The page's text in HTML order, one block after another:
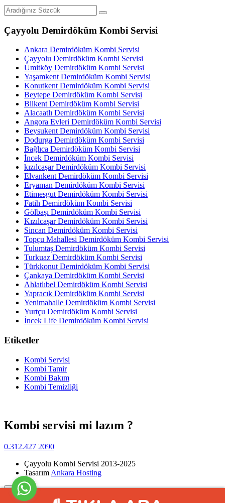
Çayyolu Demirdöküm Kombi Servisi
Ankara Demirdöküm Kombi Servisi
Çayyolu Demirdöküm Kombi Servisi
Ümitköy Demirdöküm Kombi Servisi
Yaşamkent Demirdöküm Kombi Servisi
Konutkent Demirdöküm Kombi Servisi
Beytepe Demirdöküm Kombi Servisi
Bilkent Demirdöküm Kombi Servisi
Alacaatlı Demirdöküm Kombi Servisi
Angora Evleri Demirdöküm Kombi Servisi
Beysukent Demirdöküm Kombi Servisi
Dodurga Demirdöküm Kombi Servisi
Bağlıca Demirdöküm Kombi Servisi
İncek Demirdöküm Kombi Servisi
kızılcaşar Demirdöküm Kombi Servisi
Elvankent Demirdöküm Kombi Servisi
Eryaman Demirdöküm Kombi Servisi
Etimesgut Demirdöküm Kombi Servisi
Fatih Demirdöküm Kombi Servisi
Gölbaşı Demirdöküm Kombi Servisi
Kızılcaşar Demirdöküm Kombi Servisi
Sincan Demirdöküm Kombi Servisi
Topçu Mahallesi Demirdöküm Kombi Servisi
Tulumtaş Demirdöküm Kombi Servisi
Turkuaz Demirdöküm Kombi Servisi
Türkkonut Demirdöküm Kombi Servisi
Çankaya Demirdöküm Kombi Servisi
Ahlatlıbel Demirdöküm Kombi Servisi
Yapracık Demirdöküm Kombi Servisi
Yenimahalle Demirdöküm Kombi Servisi
Yurtçu Demirdöküm Kombi Servisi
İncek Life Demirdöküm Kombi Servisi
Etiketler
Kombi Servisi
Kombi Tamir
Kombi Bakım
Kombi Temizliği
Kombi servisi mi lazım ?
0.312.427 2090
Çayyolu Kombi Servisi 2013-2025
Tasarım Ankara Hosting
Yukarı